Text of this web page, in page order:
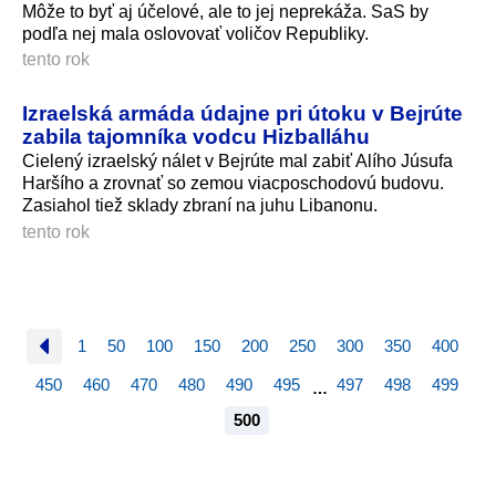
Môže to byť aj účelové, ale to jej neprekáža. SaS by
podľa nej mala oslovovať voličov Republiky.
tento rok
Izraelská armáda údajne pri útoku v Bejrúte
zabila tajomníka vodcu Hizballáhu
Cielený izraelský nálet v Bejrúte mal zabiť Alího Júsufa
Haršího a zrovnať so zemou viacposchodovú budovu.
Zasiahol tiež sklady zbraní na juhu Libanonu.
tento rok
1 50 100 150 200 250 300 350 400
450 460 470 480 490 495 … 497 498
499
500